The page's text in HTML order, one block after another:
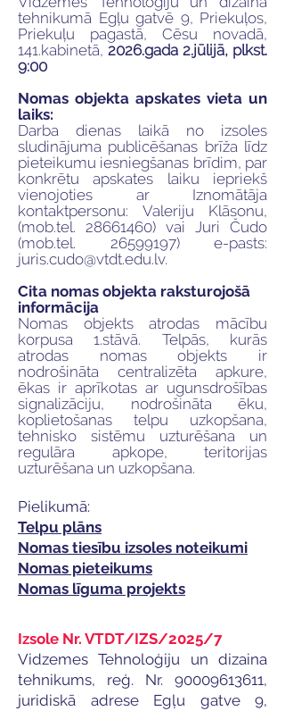
tehnikumā Egļu gatvē 9, Priekuļos,
Priekuļu pagastā, Cēsu novadā,
141.kabinetā, 2026.gada 2.jūlijā, plkst.
9:00
Nomas objekta apskates vieta un
laiks:
Darba dienas laikā no izsoles
sludinājuma publicēšanas brīža līdz
pieteikumu iesniegšanas brīdim, par
konkrētu apskates laiku iepriekš
vienojoties ar Iznomātāja
kontaktpersonu: Valeriju Klāsonu,
(mob.tel. 28661460) vai Juri Čudo
(mob.tel. 26599197)e-pasts:
juris.cudo@vtdt.edu.lv.
Cita nomas objekta raksturojošā
informācija
Nomas objekts atrodas mācību
korpusa 1.stāvā. Telpās, kurās
atrodas nomas objekts ir
nodrošināta centralizēta apkure,
ēkas ir aprīkotas ar ugunsdrošības
signalizāciju, nodrošināta ēku,
koplietošanas telpu uzkopšana,
tehnisko sistēmu uzturēšana un
regulāra apkope, teritorijas
uzturēšana un uzkopšana.
Pielikumā:
Telpu plāns
Nomas tiesību izsoles noteikumi
Nomas pieteikums
Nomas līguma projekts
Izsole Nr. VTDT/IZS/2025/7
Vidzemes Tehnoloģiju un dizaina
tehnikums, reģ. Nr. 90009613611,
juridiskā adrese Egļu gatve 9,